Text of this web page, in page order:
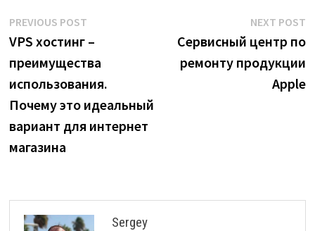
Post
navigation
PREVIOUS POSTPrevious
post:
VPS хостинг –
преимущества
использования.
Почему это идеальный
вариант для интернет
магазина
NEXT POST
Сервисный центр по
ремонту продукции
Apple
Sergey